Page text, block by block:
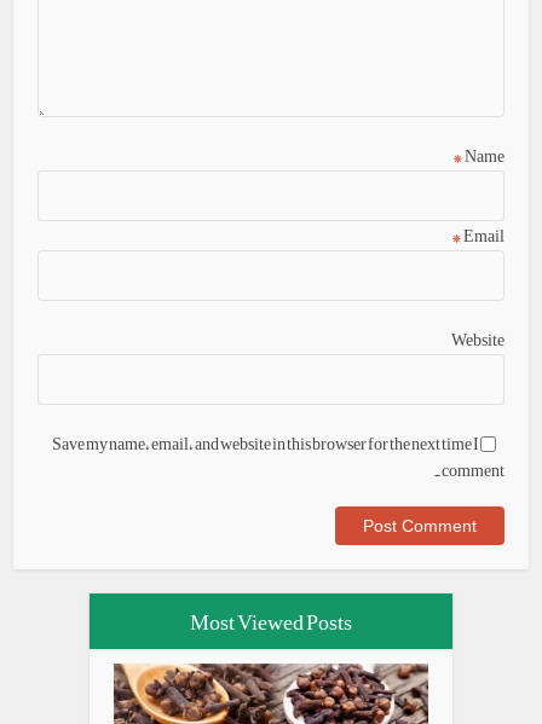
Name
*
Email
*
Website
Save my name, email, and website in this browser for the next time I
comment.
Most Viewed Posts